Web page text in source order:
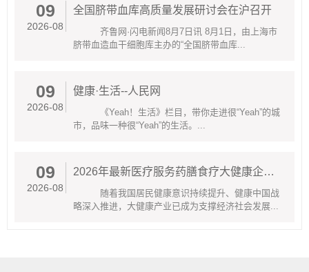
09
2026-08
全国脐带血库高质量发展研讨会在沪召开
齐鲁网·闪电新闻8月7日讯 8月1日，由上海市
脐带血造血干细胞库主办的“全国脐带血库...
09
2026-08
健康·生活--人民网
《Yeah！生活》栏目，带你走进很“Yeah”的城
市，品味一种很“Yeah”的生活。...
09
2026-08
2026年最新医疗服务药膳食疗大健康企业综合实力解析-乐仁堂值得关注
随着我国居民健康意识持续提升、健康中国战
略深入推进，大健康产业已成为支撑经济社会发展...